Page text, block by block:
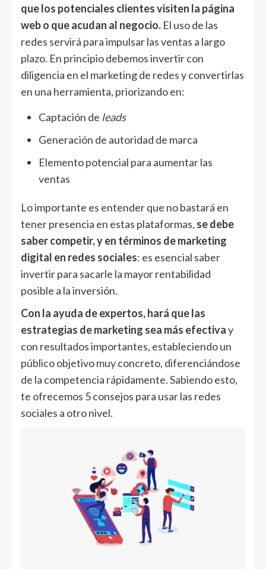
que los potenciales clientes visiten la página
web o que acudan al negocio. El uso de las
redes servirá para impulsar las ventas a largo
plazo. En principio debemos invertir con
diligencia en el marketing de redes y convertirlas
en una herramienta, priorizando en:
Captación de leads
Generación de autoridad de marca
Elemento potencial para aumentar las
ventas
Lo importante es entender que no bastará en
tener presencia en estas plataformas, se debe
saber competir, y en términos de marketing
digital en redes sociales: es esencial saber
invertir para sacarle la mayor rentabilidad
posible a la inversión.
Con la ayuda de expertos, hará que las
estrategias de marketing sea más efectivay
con resultados importantes, estableciendo un
público objetivo muy concreto, diferenciándose
de la competencia rápidamente. Sabiendo esto,
te ofrecemos 5 consejos para usar las redes
sociales a otro nivel.